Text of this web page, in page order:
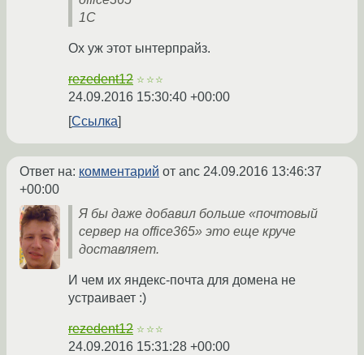
1С
Ох уж этот ынтерпрайз.
rezedent12 ☆☆☆
24.09.2016 15:30:40 +00:00
Ссылка
Ответ на: комментарий от anc 24.09.2016 13:46:37
+00:00
Я бы даже добавил больше «почтовый
сервер на office365» это еще круче
доставляет.
И чем их яндекс-почта для домена не
устраивает :)
rezedent12 ☆☆☆
24.09.2016 15:31:28 +00:00